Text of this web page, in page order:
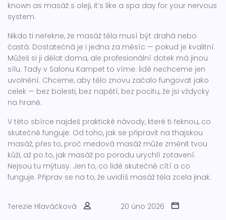
known as masáž s oleji, it’s like a spa day for your nervous
system.
Nikdo ti neřekne, že masáž těla musí být drahá nebo
častá. Dostatečná je i jedna za měsíc — pokud je kvalitní.
Můžeš si ji dělat doma, ale profesionální dotek má jinou
sílu. Tady v Salonu Kampet to víme: lidé nechceme jen
uvolnění. Chceme, aby tělo znovu začalo fungovat jako
celek — bez bolesti, bez napětí, bez pocitu, že jsi vždycky
na hraně.
V této sbírce najdeš praktické návody, které ti řeknou, co
skutečně funguje. Od toho, jak se připravit na thajskou
masáž, přes to, proč medová masáž může změnit tvou
kůži, až po to, jak masáž po porodu urychlí zotavení.
Nejsou tu mýtusy. Jen to, co lidé skutečně cítí a co
funguje. Připrav se na to, že uvidíš masáž těla zcela jinak.
Terezie Hlaváčková
20 úno 2026